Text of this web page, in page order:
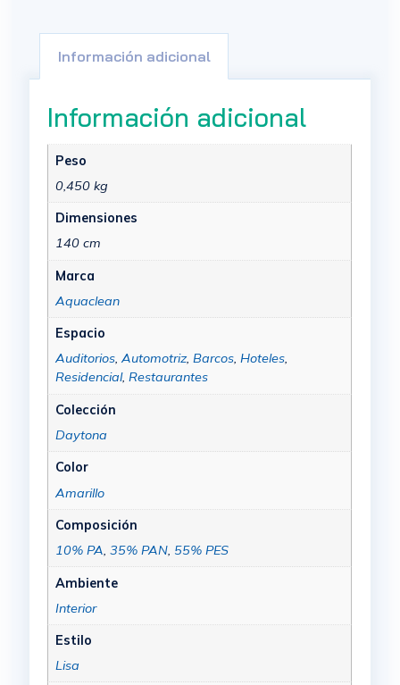
Información adicional
Información adicional
Peso
0,450 kg
Dimensiones
140 cm
Marca
Aquaclean
Espacio
Auditorios, Automotriz, Barcos, Hoteles,
Residencial, Restaurantes
Colección
Daytona
Color
Amarillo
Composición
10% PA, 35% PAN, 55% PES
Ambiente
Interior
Estilo
Lisa